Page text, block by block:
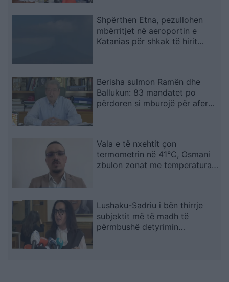
Shpërthen Etna, pezullohen
mbërritjet në aeroportin e
Katanias për shkak të hirit
Berisha sulmon Ramën dhe
Ballukun: 83 mandatet po
përdoren si mburojë për aferat
Vala e të nxehtit çon
termometrin në 41°C, Osmani
zbulon zonat me temperaturat
Lushaku-Sadriu i bën thirrje
subjektit më të madh të
përmbushë detyrimin